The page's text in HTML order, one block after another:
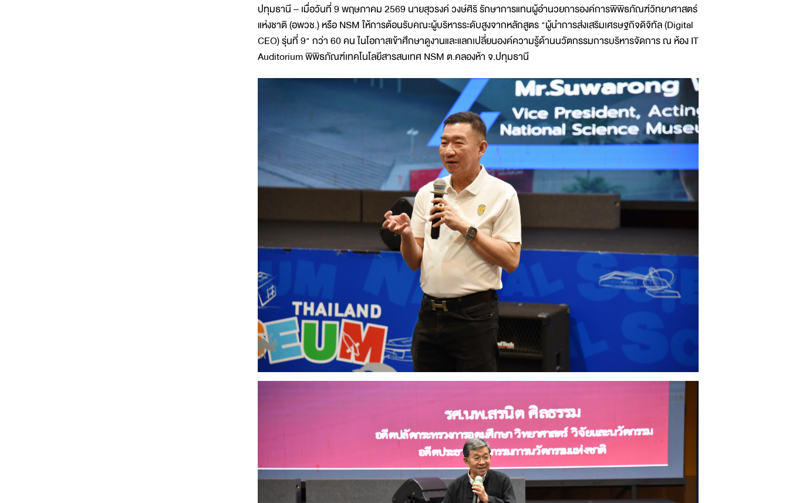
ปทุมธานี – เมื่อวันที่ 9 พฤษภาคม 2569 นายสุวรงค์ วงษ์ศิริ รักษาการแทนผู้อำนวยการองค์การพิพิธภัณฑ์วิทยาศาสตร์
แห่งชาติ (อพวช.) หรือ NSM ให้การต้อนรับคณะผู้บริหารระดับสูงจากหลักสูตร "ผู้นำการส่งเสริมเศรษฐกิจดิจิทัล (Digital
CEO) รุ่นที่ 9" กว่า 60 คน ในโอกาสเข้าศึกษาดูงานและแลกเปลี่ยนองค์ความรู้ด้านนวัตกรรมการบริหารจัดการ ณ ห้อง IT
Auditorium พิพิธภัณฑ์เทคโนโลยีสารสนเทศ NSM ต.คลองห้า จ.ปทุมธานี